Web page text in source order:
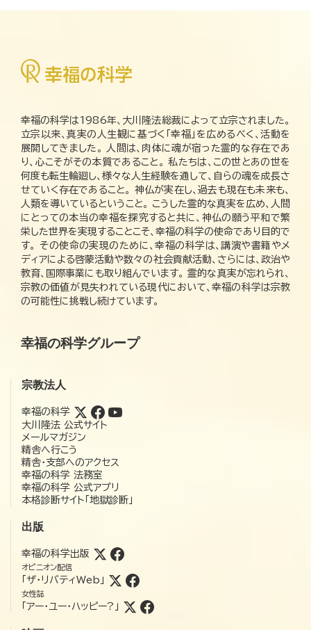
幸福の科学は1986年、大川隆法総裁によって立宗されました。
立宗以来、真実の人生観に基づく「幸福」を広めるべく、活動を
展開してきました。 人間は、肉体に魂が宿った霊的な存在であ
り、心こそがその本質であること。 私たちは、この世とあの世を
何度も転生輪廻し、様々な人生経験を通して、自らの魂を成長さ
せていく存在であること。 神仏が実在し、過去も現在も未来も、
人類を導いているということ。 こうした霊的な真実を広め、人間
にとっての本当の幸福を探究すると共に、神仏の願う平和で繁
栄した世界を実現することこそ、幸福の科学の使命であり目的で
す。 その使命の実現のために、幸福の科学は、講演や書籍やメ
ディアによる啓蒙活動や数々の社会貢献活動、さらには、政治や
教育、国際事業にも取り組んでいます。 霊的な真実が忘れられ、
宗教の価値が見失われている現代において、幸福の科学は宗教
の可能性に挑戦し続けています。
幸福の科学グループ
宗教法人
幸福の科学
大川隆法 公式サイト
メールマガジン
精舎へ行こう
精舎・支部へのアクセス
幸福の科学 法務室
幸福の科学 公式アプリ
本格診断サイト「地獄診断」
出版
幸福の科学出版
オピニオン配信
「ザ・リバティWeb」
女性誌
「アー・ユー・ハッピー?」